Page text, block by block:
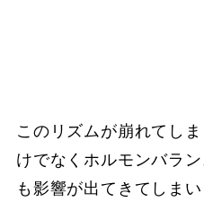
このリズムが崩れてし
けでなくホルモンバラ
も影響が出てきてしまい